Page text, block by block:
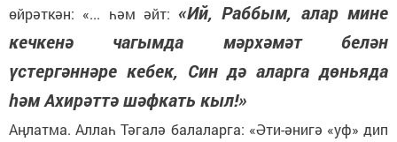
өйрәткән: «... һәм әйт: «Ий, Раббым, алар мине
кечкенә чагымда мәрхәмәт белән
үстергәннәре кебек, Син дә аларга дөньяда
һәм Ахирәттә шәфкать кыл!»
Аңлатма. Аллаһ Тәгалә балаларга: «Әти-әнигә «уф» дип